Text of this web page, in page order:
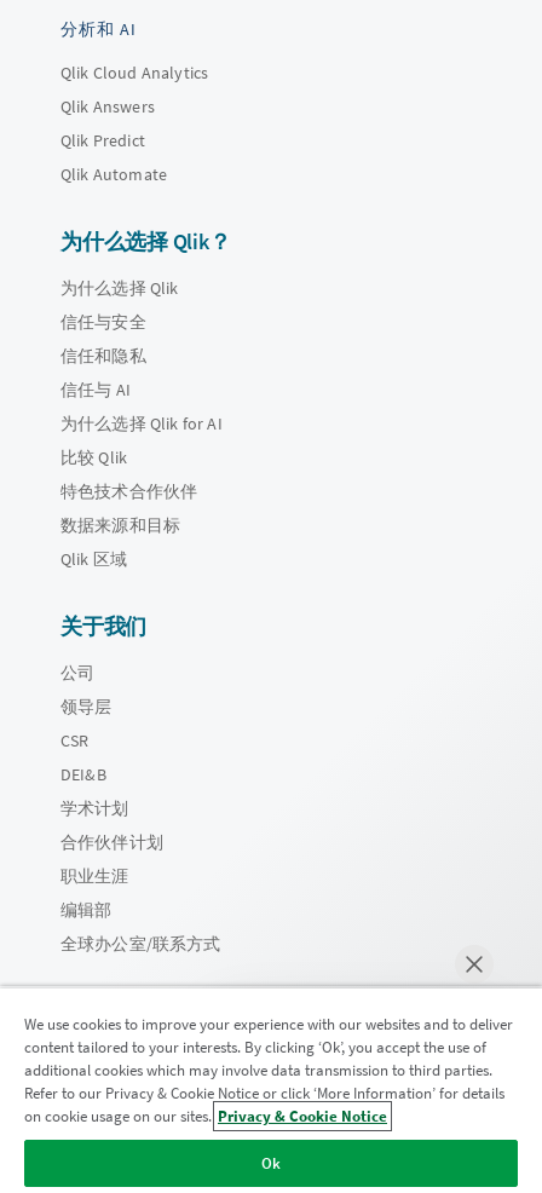
马上聊天
分析和 AI
Qlik Cloud Analytics
Qlik Answers
Qlik Predict
Qlik Automate
为什么选择 Qlik？
为什么选择 Qlik
信任与安全
信任和隐私
信任与 AI
为什么选择 Qlik for AI
比较 Qlik
特色技术合作伙伴
数据来源和目标
Qlik 区域
关于我们
公司
领导层
CSR
DEI&B
学术计划
合作伙伴计划
职业生涯
编辑部
全球办公室/联系方式
Qlik 社区
法律协议 产品条款 Legal Policies
法律条规
Do Not Share My Info
We use cookies to improve your experience with our websites and to deliver
content tailored to your interests. By clicking ‘Ok’, you accept the use of
additional cookies which may involve data transmission to third parties.
Refer to our Privacy & Cookie Notice or click ‘More Information’ for details
on cookie usage on our sites. Privacy & Cookie Notice
Ok